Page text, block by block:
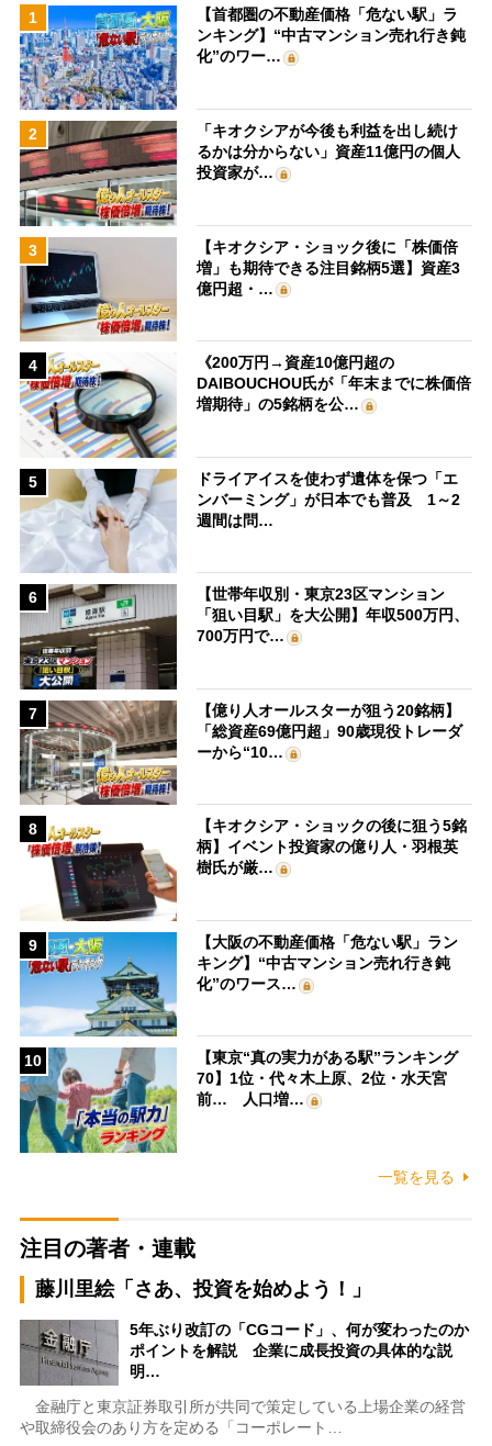
1
【首都圏の不動産価格「危ない駅」ラ
ンキング】“中古マンション売れ行き鈍
化”のワー…
2
「キオクシアが今後も利益を出し続け
るかは分からない」資産11億円の個人
投資家が…
3
【キオクシア・ショック後に「株価倍
増」も期待できる注目銘柄5選】資産3
億円超・…
4
《200万円→資産10億円超の
DAIBOUCHOU氏が「年末までに株価倍
増期待」の5銘柄を公…
5
ドライアイスを使わず遺体を保つ「エ
ンバーミング」が日本でも普及 1～2
週間は問…
6
【世帯年収別・東京23区マンション
「狙い目駅」を大公開】年収500万円、
700万円で…
7
【億り人オールスターが狙う20銘柄】
「総資産69億円超」90歳現役トレーダ
ーから“10…
8
【キオクシア・ショックの後に狙う5銘
柄】イベント投資家の億り人・羽根英
樹氏が厳…
9
【大阪の不動産価格「危ない駅」ラン
キング】“中古マンション売れ行き鈍
化”のワース…
10
【東京“真の実力がある駅”ランキング
70】1位・代々木上原、2位・水天宮
前… 人口増…
一覧を見る
注目の著者・連載
藤川里絵「さあ、投資を始めよう！」
5年ぶり改訂の「CGコード」、何が変わったのか
ポイントを解説 企業に成長投資の具体的な説
明…
金融庁と東京証券取引所が共同で策定している上場企業の経営
や取締役会のあり方を定める「コーポレート…